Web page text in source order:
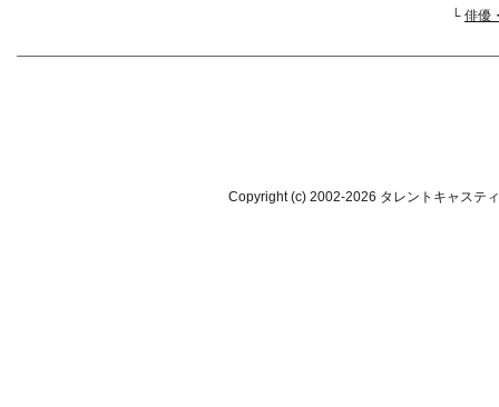
└ 俳優
Copyright (c) 2002-2026 タレントキャステ